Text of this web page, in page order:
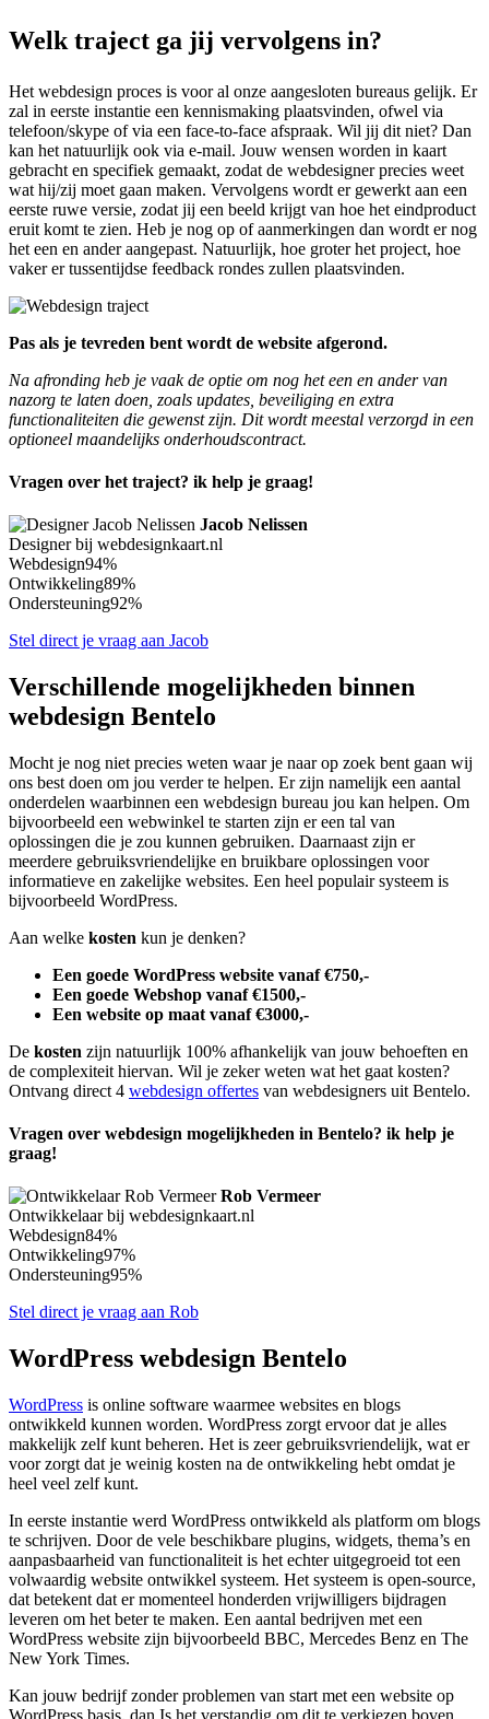
Welk traject ga jij vervolgens in?
Het webdesign proces is voor al onze aangesloten bureaus gelijk. Er
zal in eerste instantie een kennismaking plaatsvinden, ofwel via
telefoon/skype of via een face-to-face afspraak. Wil jij dit niet? Dan
kan het natuurlijk ook via e-mail. Jouw wensen worden in kaart
gebracht en specifiek gemaakt, zodat de webdesigner precies weet
wat hij/zij moet gaan maken. Vervolgens wordt er gewerkt aan een
eerste ruwe versie, zodat jij een beeld krijgt van hoe het eindproduct
eruit komt te zien. Heb je nog op of aanmerkingen dan wordt er nog
het een en ander aangepast. Natuurlijk, hoe groter het project, hoe
vaker er tussentijdse feedback rondes zullen plaatsvinden.
Pas als je tevreden bent wordt de website afgerond.
Na afronding heb je vaak de optie om nog het een en ander van
nazorg te laten doen, zoals updates, beveiliging en extra
functionaliteiten die gewenst zijn. Dit wordt meestal verzorgd in een
optioneel maandelijks onderhoudscontract.
Vragen over het traject? ik help je graag!
Jacob Nelissen
Designer bij webdesignkaart.nl
Webdesign94%
Ontwikkeling89%
Ondersteuning92%
Stel direct je vraag aan Jacob
Verschillende mogelijkheden binnen
webdesign Bentelo
Mocht je nog niet precies weten waar je naar op zoek bent gaan wij
ons best doen om jou verder te helpen. Er zijn namelijk een aantal
onderdelen waarbinnen een webdesign bureau jou kan helpen. Om
bijvoorbeeld een webwinkel te starten zijn er een tal van
oplossingen die je zou kunnen gebruiken. Daarnaast zijn er
meerdere gebruiksvriendelijke en bruikbare oplossingen voor
informatieve en zakelijke websites. Een heel populair systeem is
bijvoorbeeld WordPress.
Aan welke kosten kun je denken?
Een goede WordPress website vanaf €750,-
Een goede Webshop vanaf €1500,-
Een website op maat vanaf €3000,-
De kosten zijn natuurlijk 100% afhankelijk van jouw behoeften en
de complexiteit hiervan. Wil je zeker weten wat het gaat kosten?
Ontvang direct 4 webdesign offertes van webdesigners uit Bentelo.
Vragen over webdesign mogelijkheden in Bentelo? ik help je
graag!
Rob Vermeer
Ontwikkelaar bij webdesignkaart.nl
Webdesign84%
Ontwikkeling97%
Ondersteuning95%
Stel direct je vraag aan Rob
WordPress webdesign Bentelo
WordPress is online software waarmee websites en blogs
ontwikkeld kunnen worden. WordPress zorgt ervoor dat je alles
makkelijk zelf kunt beheren. Het is zeer gebruiksvriendelijk, wat er
voor zorgt dat je weinig kosten na de ontwikkeling hebt omdat je
heel veel zelf kunt.
In eerste instantie werd WordPress ontwikkeld als platform om blogs
te schrijven. Door de vele beschikbare plugins, widgets, thema’s en
aanpasbaarheid van functionaliteit is het echter uitgegroeid tot een
volwaardig website ontwikkel systeem. Het systeem is open-source,
dat betekent dat er momenteel honderden vrijwilligers bijdragen
leveren om het beter te maken. Een aantal bedrijven met een
WordPress website zijn bijvoorbeeld BBC, Mercedes Benz en The
New York Times.
Kan jouw bedrijf zonder problemen van start met een website op